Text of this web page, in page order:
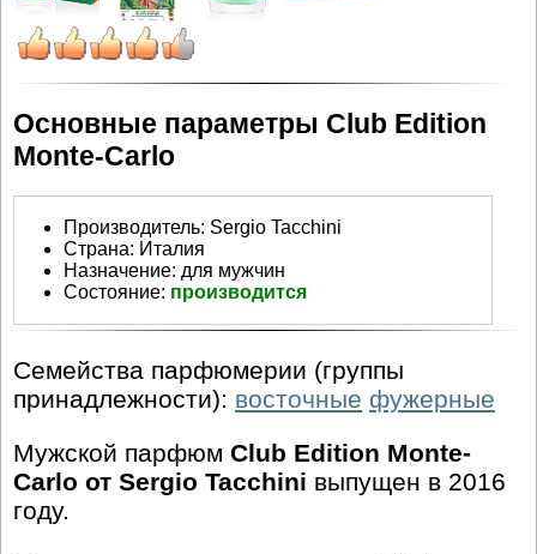
Основные параметры Club Edition
Monte-Carlo
Производитель: Sergio Tacchini
Страна: Италия
Назначение: для мужчин
Состояние: производится
Семейства парфюмерии (группы
принадлежности): восточные фужерные
Мужской парфюм Club Edition Monte-
Carlo от Sergio Tacchini выпущен в 2016
году.